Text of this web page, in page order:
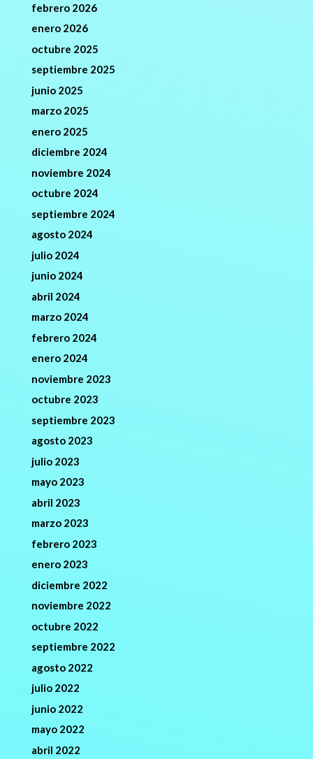
febrero 2026
enero 2026
octubre 2025
septiembre 2025
junio 2025
marzo 2025
enero 2025
diciembre 2024
noviembre 2024
octubre 2024
septiembre 2024
agosto 2024
julio 2024
junio 2024
abril 2024
marzo 2024
febrero 2024
enero 2024
noviembre 2023
octubre 2023
septiembre 2023
agosto 2023
julio 2023
mayo 2023
abril 2023
marzo 2023
febrero 2023
enero 2023
diciembre 2022
noviembre 2022
octubre 2022
septiembre 2022
agosto 2022
julio 2022
junio 2022
mayo 2022
abril 2022